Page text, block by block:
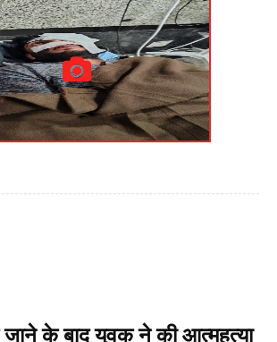
के बाद युवक ने की आत्महत्या